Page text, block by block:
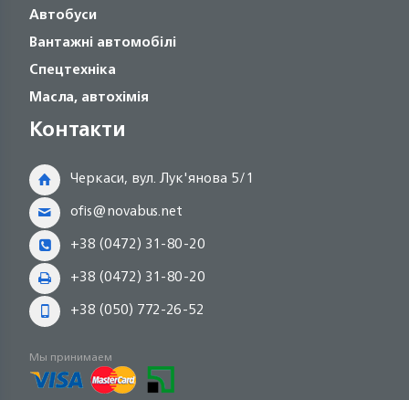
Автобуси
Вантажні автомобілі
Спецтехніка
Масла, автохімія
Контакти
Черкаси, вул. Лук'янова 5/1
ofis@novabus.net
+38 (0472) 31-80-20
+38 (0472) 31-80-20
+38 (050) 772-26-52
Мы принимаем